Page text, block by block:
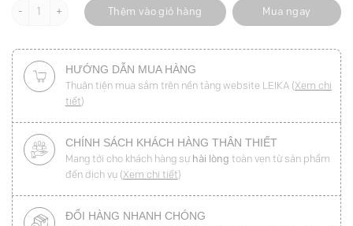
Quần suông xếp ly đai cá đính cúc số lượng
Thêm vào giỏ hàng Mua ngay
HƯỚNG DẪN MUA HÀNG
Thuận tiện mua sắm trên nền tảng website LEIKA (Xem chi
tiết)
CHÍNH SÁCH KHÁCH HÀNG THÂN THIẾT
Mang tới cho khách hàng sự hài lòng toàn vẹn từ sản phẩm
đến dịch vụ (Xem chi tiết)
ĐỔI HÀNG NHANH CHÓNG